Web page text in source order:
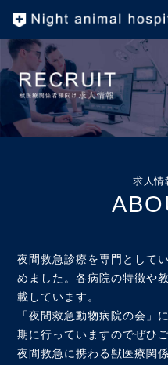
求人情
夜間救急診療を専門として
めました。各病院の特徴や
載しています。
「夜間救急動物病院の会」
期に行っていますのでぜひ
夜間救急に携わる獣医療関